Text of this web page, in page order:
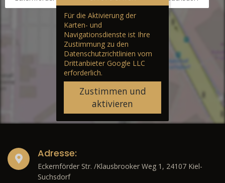
Für die Aktivierung der
Karten- und
Navigationsdienste ist Ihre
Zustimmung zu den
Datenschutzrichtlinien vom
Drittanbieter Google LLC
erforderlich.
Zustimmen und
aktivieren
Adresse:
Eckernförder Str. /Klausbrooker Weg 1, 24107 Kiel-
Suchsdorf